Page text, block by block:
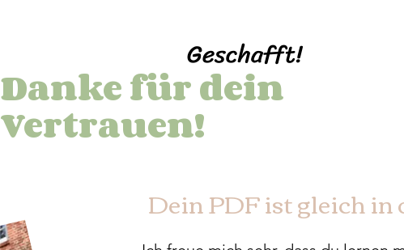
Geschafft!
Danke für dein
Vertrauen!
Dein PDF ist gleich in